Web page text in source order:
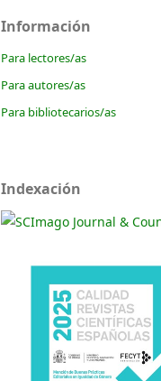
Información
Para lectores/as
Para autores/as
Para bibliotecarios/as
Indexación